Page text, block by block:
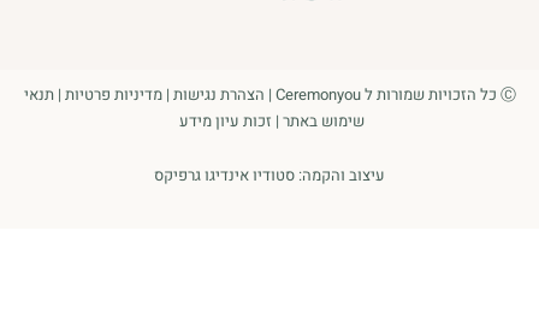
Ⓒ כל הזכויות שמורות ל Ceremonyou | הצהרת נגישות|מדיניות פרטיות|תנאי
שימוש באתר|זכות עיון מידע
עיצוב והקמה:סטודיו אינדיגו גרפיקס